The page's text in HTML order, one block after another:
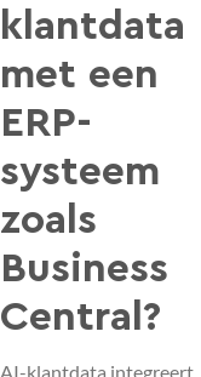
klantdata
met een
ERP-
systeem
zoals
Business
Central?
AI-klantdata integreert